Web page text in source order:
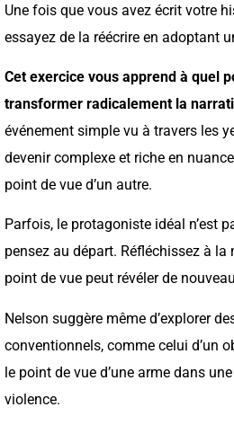
Une fois que vous avez écrit votre
essayez de la réécrire en adoptant
Cet exercice vous apprend à quel
transformer radicalement la
événement simple vu à travers les
devenir complexe et riche en
point de vue d’un autre.
Parfois, le protagoniste idéal n’est
pensez au départ. Réfléchissez à
point de vue peut révéler de
Nelson suggère même d’explorer
conventionnels, comme celui d’un
le point de vue d’une arme dans
violence.